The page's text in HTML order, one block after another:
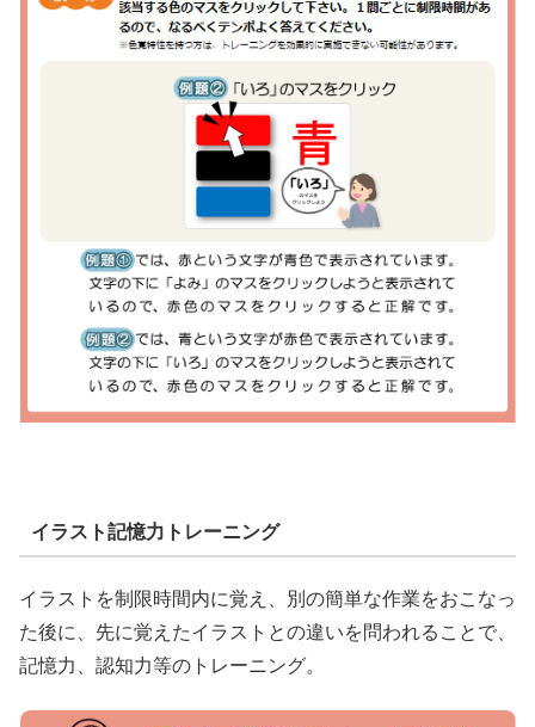
イラスト記憶力トレーニング
イラストを制限時間内に覚え、別の簡単な作業をおこなっ
た後に、先に覚えたイラストとの違いを問われることで、
記憶力、認知力等のトレーニング。